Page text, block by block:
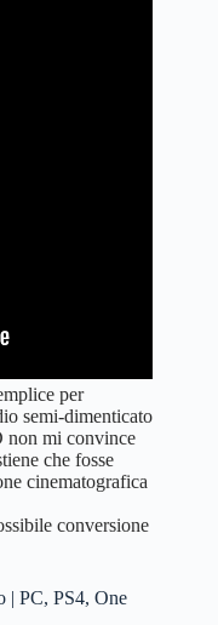
per
semi-dimenticato
non mi convince
che fosse
cinematografica
conversione
| PC, PS4, One